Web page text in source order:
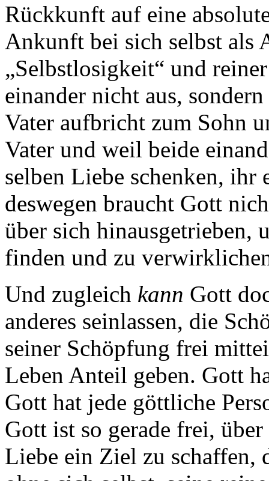
Rückkunft auf eine
Ankunft bei sich selbst als
„Selbstlosigkeit“ und
einander nicht aus,
Vater aufbricht zum Sohn
Vater und weil beide
selben Liebe schenken, ihr
deswegen braucht Gott
über sich hinausgetrieben,
finden und zu
Und zugleich kann Gott
anderes seinlassen, die
seiner Schöpfung frei
Leben Anteil geben. Gott
Gott hat jede göttliche
Gott ist so gerade frei,
Liebe ein Ziel zu schaffen,